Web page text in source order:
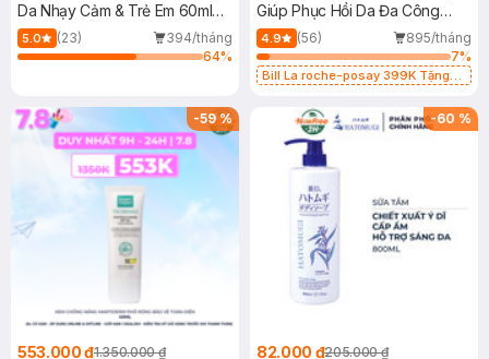
Da Nhạy Cảm & Trẻ Em 60ml
(Mới)
5.0 (23)
394/tháng
64%
Giúp Phục Hồi Da Đa Công
Dụng 40ml
4.9 (56)
895/tháng
7%
Bill La roche-posay 399K Tặng
(SL có hạn)
-59%
553.000 ₫1.350.000 ₫
-60 %
82.000 ₫205.000 ₫